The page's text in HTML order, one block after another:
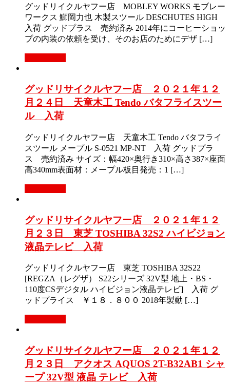
グッドリイクルヤフー店 MOBLEY WORKS モブレー
ワークス 鰤岡力也 木製スツール DESCHUTES HIGH
入荷 グッドプラス 売約済み 2014年にコーヒーショッ
プの内装の依頼を受け、そのお店のためにデザ […]
グッドリサイクルヤフー店 ２０２１年１２
月２４日 天童木工 Tendo バタフライスツー
ル 入荷
グッドリイクルヤフー店 天童木工 Tendo バタフライ
スツール メープル S-0521 MP-NT 入荷 グッドプラ
ス 売約済み サイズ：幅420×奥行き310×高さ387×座面
高340mm表面材：メープル板目発売：1 […]
グッドリサイクルヤフー店 ２０２１年１２
月２３日 東芝 TOSHIBA 32S2 ハイビジョン
液晶テレビ 入荷
グッドリイクルヤフー店 東芝 TOSHIBA 32S22
[REGZA（レグザ） S22シリーズ 32V型 地上・BS・
110度CSデジタル ハイビジョン液晶テレビ] 入荷 グ
ッドプライス ￥１８．８００ 2018年製動 […]
グッドリサイクルヤフー店 ２０２１年１２
月２３日 アクオス AQUOS 2T-B32AB1 シャ
ープ 32V型 液晶 テレビ 入荷